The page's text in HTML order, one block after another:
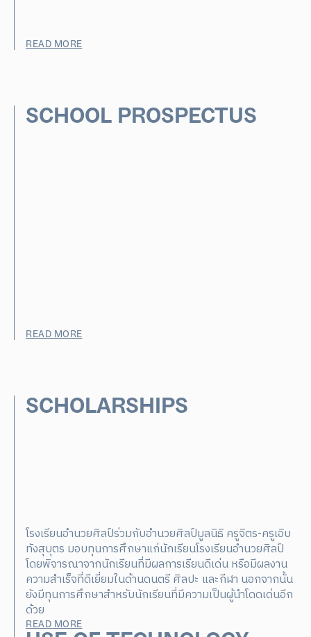
READ MORE
SCHOOL PROSPECTUS
READ MORE
SCHOLARSHIPS
โรงเรียนอำนวยศิลป์ร่วมกับอำนวยศิลป์มูลนิธิ ครูจิตร-ครูเอิบ
ทังสุบุตร มอบทุนการศึกษาแก่นักเรียนโรงเรียนอำนวยศิลป์
โดยพิจารณาจากนักเรียนที่มีผลการเรียนดีเด่น หรือมีผลงาน
ความสำเร็จที่ดีเยี่ยมในด้านดนตรี ศิลปะ และกีฬา นอกจากนั้น
ยังมีทุนการศึกษาสำหรับนักเรียนที่มีความเป็นผู้นำโดดเด่นอีก
ด้วย
READ MORE